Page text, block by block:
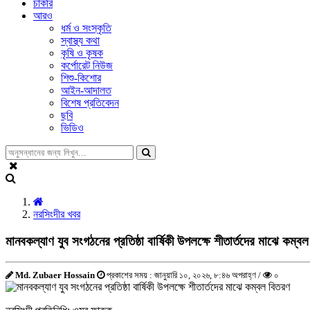
চাকরি
আরও
ধর্ম ও সংস্কৃতি
স্বাস্থ্য কথা
কৃষি ও কৃষক
কর্পোরেট নিউজ
শিশু-কিশোর
আইন-আদালত
বিশেষ প্রতিবেদন
ছবি
ভিডিও
নরসিংদীর খবর
মানবকল্যাণ যুব সংগঠনের প্রতিষ্ঠা বার্ষিকী উপলক্ষে শীতার্তদের মাঝে
Md. Zubaer Hossain প্রকাশের সময় : জানুয়ারি ১০, ২০২৬, ৮:৪৬ অপরাহ্ণ / ০